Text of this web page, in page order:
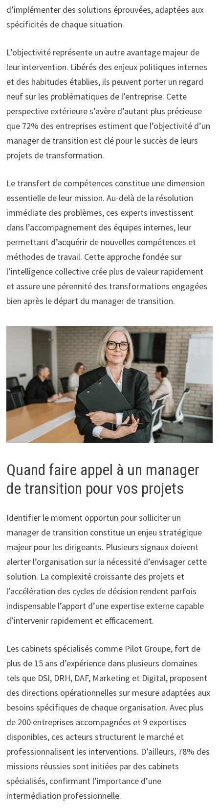
d’implémenter des solutions éprouvées, adaptées aux
spécificités de chaque situation.
L’objectivité représente un autre avantage majeur de
leur intervention. Libérés des enjeux politiques internes
et des habitudes établies, ils peuvent porter un regard
neuf sur les problématiques de l’entreprise. Cette
perspective extérieure s’avère d’autant plus précieuse
que 72% des entreprises estiment que l’objectivité d’un
manager de transition est clé pour le succès de leurs
projets de transformation.
Le transfert de compétences constitue une dimension
essentielle de leur mission. Au-delà de la résolution
immédiate des problèmes, ces experts investissent
dans l’accompagnement des équipes internes, leur
permettant d’acquérir de nouvelles compétences et
méthodes de travail. Cette approche fondée sur
l’intelligence collective crée plus de valeur rapidement
et assure une pérennité des transformations engagées
bien après le départ du manager de transition.
Quand faire appel à un manager
de transition pour vos projets
Identifier le moment opportun pour solliciter un
manager de transition constitue un enjeu stratégique
majeur pour les dirigeants. Plusieurs signaux doivent
alerter l’organisation sur la nécessité d’envisager cette
solution. La complexité croissante des projets et
l’accélération des cycles de décision rendent parfois
indispensable l’apport d’une expertise externe capable
d’intervenir rapidement et efficacement.
Les cabinets spécialisés comme Pilot Groupe, fort de
plus de 15 ans d’expérience dans plusieurs domaines
tels que DSI, DRH, DAF, Marketing et Digital, proposent
des directions opérationnelles sur mesure adaptées aux
besoins spécifiques de chaque organisation. Avec plus
de 200 entreprises accompagnées et 9 expertises
disponibles, ces acteurs structurent le marché et
professionnalisent les interventions. D’ailleurs, 78% des
missions réussies sont initiées par des cabinets
spécialisés, confirmant l’importance d’une
intermédiation professionnelle.